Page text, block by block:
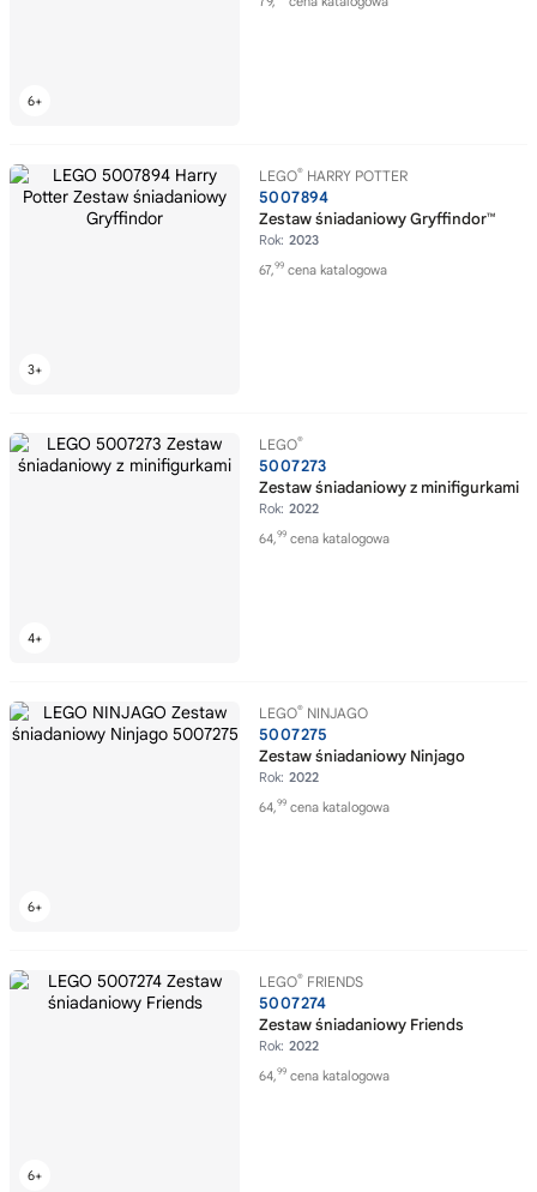
LEGO® HARRY POTTER
5007894
Zestaw śniadaniowy Gryffindor™
Rok: 2023
67,99 cena katalogowa
LEGO®
5007273
Zestaw śniadaniowy z minifigurkami
Rok: 2022
64,99 cena katalogowa
LEGO® NINJAGO
5007275
Zestaw śniadaniowy Ninjago
Rok: 2022
64,99 cena katalogowa
LEGO® FRIENDS
5007274
Zestaw śniadaniowy Friends
Rok: 2022
64,99 cena katalogowa